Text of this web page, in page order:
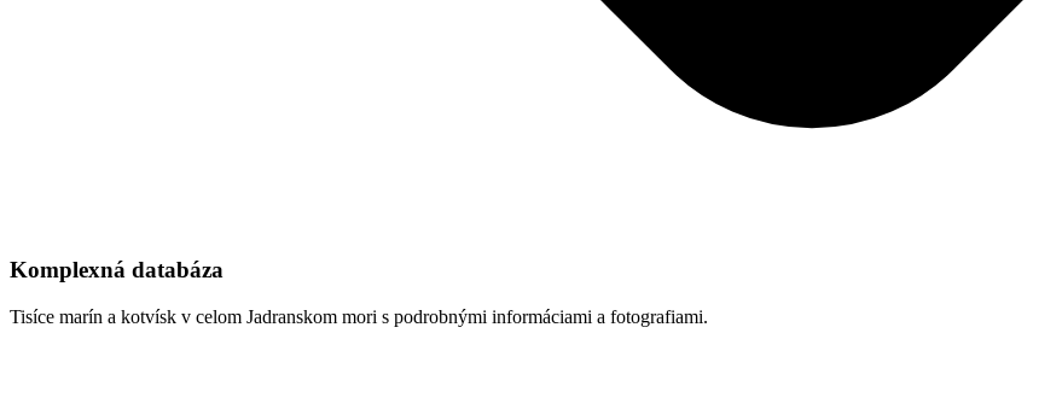
Komplexná databáza
Tisíce marín a kotvísk v celom Jadranskom mori s podrobnými informáciami a fotografiami.